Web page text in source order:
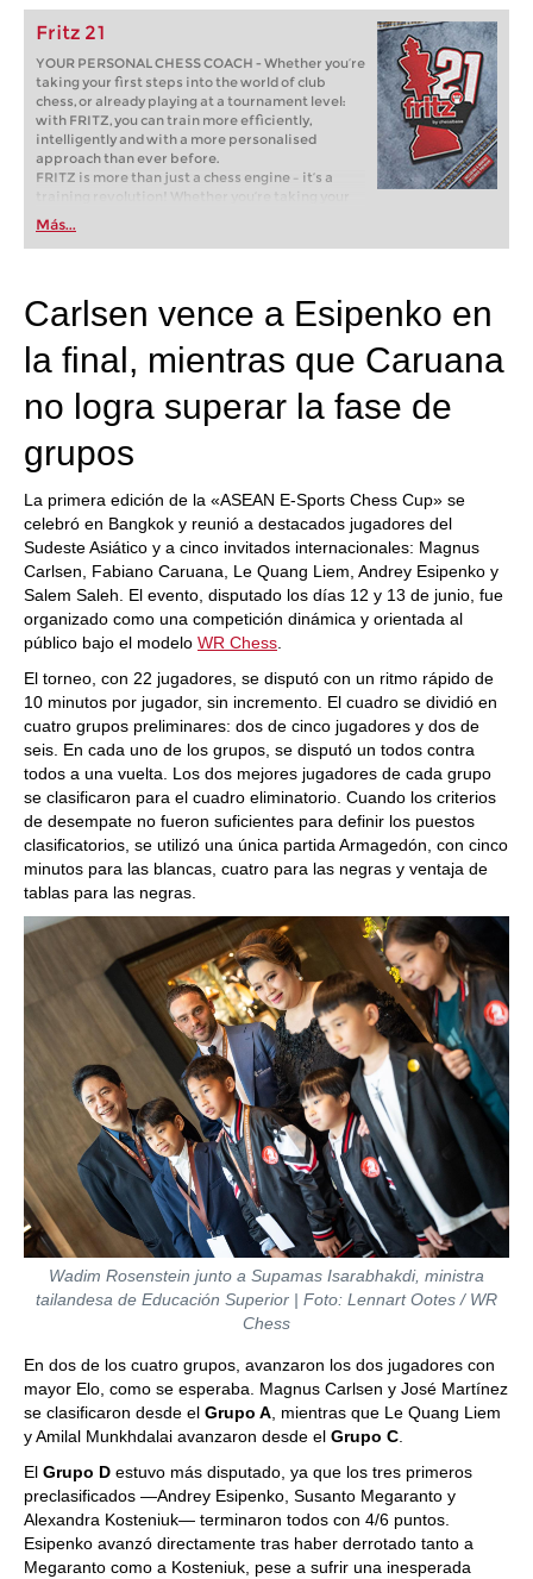
Fritz 21
YOUR PERSONAL CHESS COACH - Whether you’re
taking your first steps into the world of club
chess, or already playing at a tournament level:
with FRITZ, you can train more efficiently,
intelligently and with a more personalised
approach than ever before.
FRITZ is more than just a chess engine – it’s a
training revolution! Whether you’re taking your
first steps into the world of club chess, or already
playing at a tournament level: with FRITZ, you can
train more efficiently, intelligently and with a
Más...
Carlsen vence a Esipenko en
la final, mientras que Caruana
no logra superar la fase de
grupos
La primera edición de la «ASEAN E-Sports Chess Cup» se
celebró en Bangkok y reunió a destacados jugadores del
Sudeste Asiático y a cinco invitados internacionales: Magnus
Carlsen, Fabiano Caruana, Le Quang Liem, Andrey Esipenko y
Salem Saleh. El evento, disputado los días 12 y 13 de junio, fue
organizado como una competición dinámica y orientada al
público bajo el modelo WR Chess
El torneo, con 22 jugadores, se disputó con un ritmo rápido de
10 minutos por jugador, sin incremento. El cuadro se dividió en
cuatro grupos preliminares: dos de cinco jugadores y dos de
seis. En cada uno de los grupos, se disputó un todos contra
todos a una vuelta. Los dos mejores jugadores de cada grupo
se clasificaron para el cuadro eliminatorio. Cuando los criterios
de desempate no fueron suficientes para definir los puestos
clasificatorios, se utilizó una única partida Armagedón, con cinco
minutos para las blancas, cuatro para las negras y ventaja de
tablas para las negras.
Wadim Rosenstein junto a Supamas Isarabhakdi, ministra
tailandesa de Educación Superior | Foto: Lennart Ootes / WR
Chess
En dos de los cuatro grupos, avanzaron los dos jugadores con
mayor Elo, como se esperaba. Magnus Carlsen y José Martínez
se clasificaron desde el Grupo A , mientras que Le Quang Liem
y Amilal Munkhdalai avanzaron desde el Grupo C
El Grupo D estuvo más disputado, ya que los tres primeros
preclasificados —Andrey Esipenko, Susanto Megaranto y
Alexandra Kosteniuk— terminaron todos con 4/6 puntos.
Esipenko avanzó directamente tras haber derrotado tanto a
Megaranto como a Kosteniuk, pese a sufrir una inesperada